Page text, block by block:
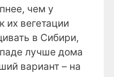
чем у
их вегетации
в Сибири,
лучше дома
вариант – на